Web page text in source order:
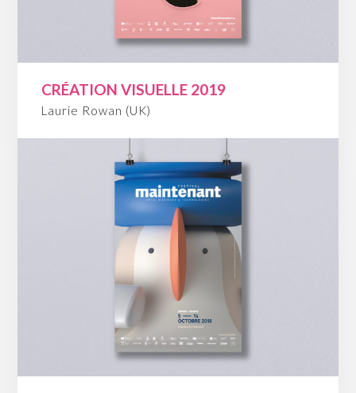
CRÉATION VISUELLE 2019
Laurie Rowan (UK)